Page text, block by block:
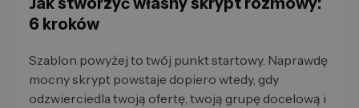
6 kroków
Szablon powyżej to twój punkt startowy. Naprawdę
mocny skrypt powstaje dopiero wtedy, gdy
odzwierciedla twoją ofertę, twoją grupę docelową i